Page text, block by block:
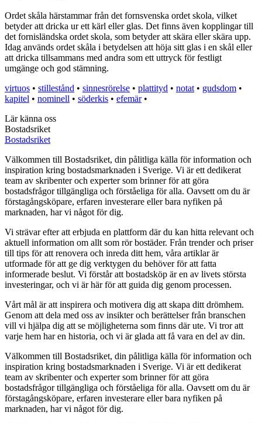
Ordet skåla härstammar från det fornsvenska ordet skola, vilket
betyder att dricka ur ett kärl eller glas. Det finns även kopplingar till
det fornisländska ordet skola, som betyder att skära eller skära upp.
Idag används ordet skåla i betydelsen att höja sitt glas i en skål eller
att dricka tillsammans med andra som ett uttryck för festligt
umgänge och god stämning.
virtuos • stillestånd • sinnesrörelse • plattityd • notat • gudsdom •
kapitel • nominell • söderkis • efemär•
Lär känna oss
Bostadsriket
Bostadsriket
Välkommen till Bostadsriket, din pålitliga källa för information och
inspiration kring bostadsmarknaden i Sverige. Vi är ett dedikerat
team av skribenter och experter som brinner för att göra
bostadsfrågor tillgängliga och förståeliga för alla. Oavsett om du är
förstagångsköpare, erfaren investerare eller bara nyfiken på
marknaden, har vi något för dig.
Vi strävar efter att erbjuda en plattform där du kan hitta relevant och
aktuell information om allt som rör bostäder. Från trender och priser
till tips för att renovera och inreda ditt hem, våra artiklar är
utformade för att ge dig verktygen du behöver för att fatta
informerade beslut. Vi förstår att bostadsköp är en av livets största
investeringar, och vi är här för att guida dig genom processen.
Vårt mål är att inspirera och motivera dig att skapa ditt drömhem.
Genom att dela med oss av insikter och berättelser från branschen
vill vi hjälpa dig att se möjligheterna som finns där ute. Vi tror att
varje hem har en historia, och vi är glada att få vara en del av din.
Välkommen till Bostadsriket, din pålitliga källa för information och
inspiration kring bostadsmarknaden i Sverige. Vi är ett dedikerat
team av skribenter och experter som brinner för att göra
bostadsfrågor tillgängliga och förståeliga för alla. Oavsett om du är
förstagångsköpare, erfaren investerare eller bara nyfiken på
marknaden, har vi något för dig.